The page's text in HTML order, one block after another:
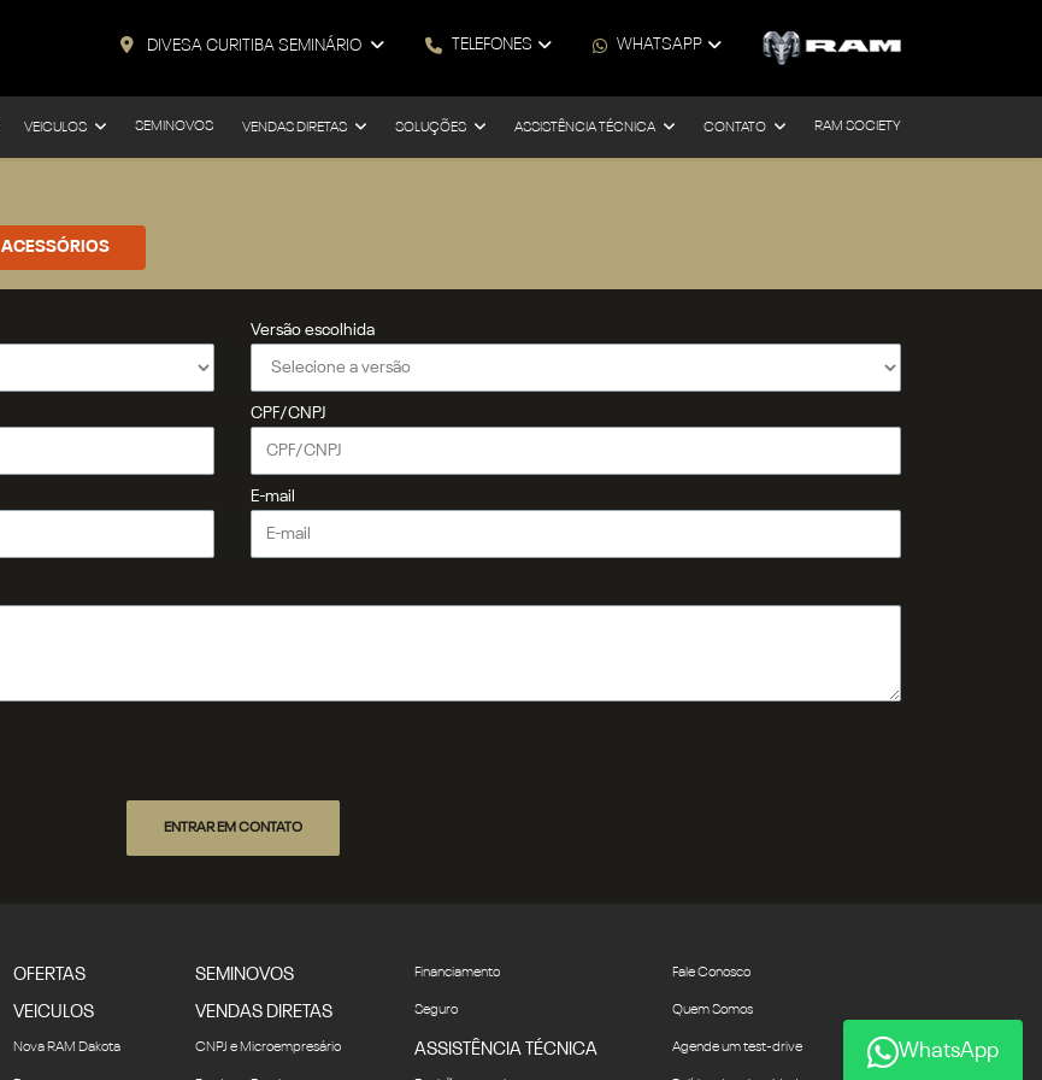
DIVESA CURITIBA SEMINÁRIO TELEFONES WHATSAPP
VEICULOS SEMINOVOS VENDAS DIRETAS SOLUÇÕES ASSISTÊNCIA TÉCNICA CONTATO RAM SOCIETY
ACESSÓRIOS
Versão escolhida
CPF/CNPJ
E-mail
ENTRAR EM CONTATO
OFERTAS
VEICULOS
Nova RAM Dakota
SEMINOVOS
VENDAS DIRETAS
CNPJ e Microempresário
Financiamento
Seguro
ASSISTÊNCIA TÉCNICA
Fale Conosco
Quem Somos
Agende um test-drive WhatsApp